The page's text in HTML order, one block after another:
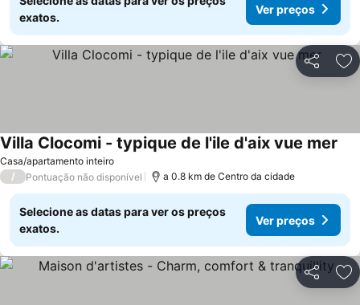
exatos.
Ver preços
Partilhar
Casa/apartamento inteiro
Villa Clocomi - typique de l'ile d'aix vue mer
/ Pontuação não disponível a 0.8 km de Centro da cidade
Selecione as datas para ver os preços
exatos.
Ver preços
Partilhar